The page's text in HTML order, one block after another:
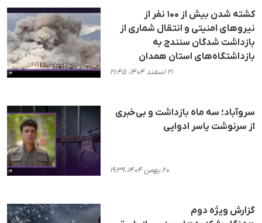
کشته شدن بیش از ۱۰۰ نفر از
نیروهای امنیتی و انتقال شماری از
بازداشت شدگان سنندج به
بازداشتگاه‌های استان همدان
۲۱ اسفند ۱۴۰۴، ۲۱:۴۵
سروآباد؛ سه ماه بازداشت و بی‌خبری
از سرنوشت یاسر ادوایی
۲۰ بهمن ۱۴۰۴، ۱۹:۳۹
گزارش ویژه دوم